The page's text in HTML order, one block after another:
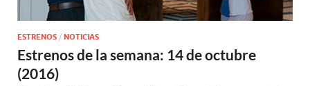
ESTRENOS / NOTICIAS
Estrenos de la semana: 14 de octubre
(2016)